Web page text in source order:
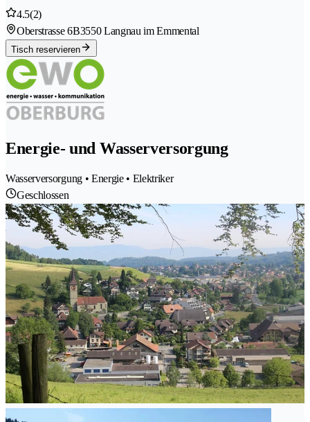
4.5(2)
Oberstrasse 6B3550 Langnau im Emmental
Tisch reservieren
Energie- und Wasserversorgung
Wasserversorgung • Energie • Elektriker
Geschlossen